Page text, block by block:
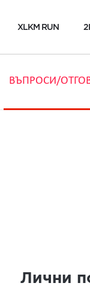
XLKM RUN
ВЪПРОСИ/
Лични